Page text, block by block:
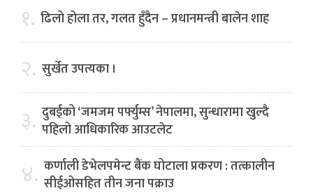
१. ढिलो होला तर, गलत हुँदैन – प्रधानमन्त्री बालेन शाह
२. सुर्खेत उपत्यका ।
३. दुबईको ‘जमजम पर्फ्युम्स’ नेपालमा, सुन्धारामा खुल्दै
पहिलो आधिकारिक आउटलेट
४. कर्णाली डेभेलपमेन्ट बैंक घोटाला प्रकरण : तत्कालीन
सीईओसहित तीन जना पक्राउ